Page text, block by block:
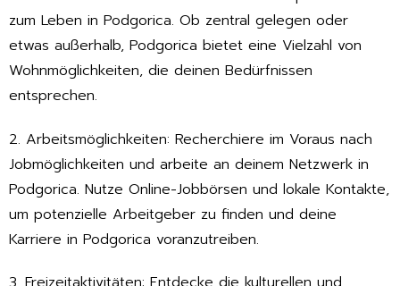
zum Leben in Podgorica. Ob zentral gelegen oder
etwas außerhalb, Podgorica bietet eine Vielzahl von
Wohnmöglichkeiten, die deinen Bedürfnissen
entsprechen.
2. Arbeitsmöglichkeiten: Recherchiere im Voraus nach
Jobmöglichkeiten und arbeite an deinem Netzwerk in
Podgorica. Nutze Online-Jobbörsen und lokale Kontakte,
um potenzielle Arbeitgeber zu finden und deine
Karriere in Podgorica voranzutreiben.